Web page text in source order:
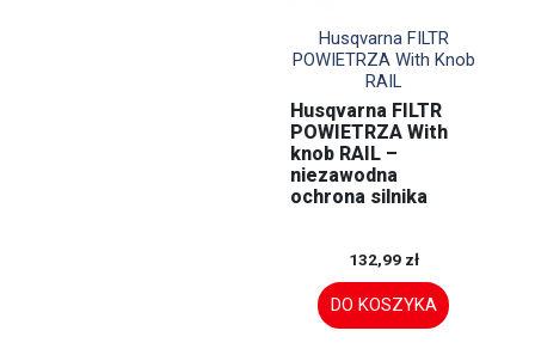
Szybki podgląd
Husqvarna FILTR
POWIETRZA With Knob
RAIL
Husqvarna FILTR
POWIETRZA With
knob RAIL –
niezawodna
ochrona silnika
132,99 zł
DO KOSZYKA